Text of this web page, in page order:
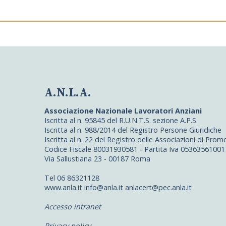
A.N.L.A.
Associazione Nazionale Lavoratori Anziani
Iscritta al n. 95845 del R.U.N.T.S. sezione A.P.S.
Iscritta al n. 988/2014 del Registro Persone Giuridiche
Iscritta al n. 22 del Registro delle Associazioni di
Codice Fiscale 80031930581 - Partita Iva 05363561001
Via Sallustiana 23 - 00187 Roma
Tel 06 86321128
www.anla.it info@anla.it anlacert@pec.anla.it
Accesso intranet